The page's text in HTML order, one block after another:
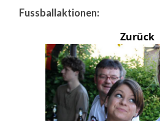
Fussballaktionen:
Zurück